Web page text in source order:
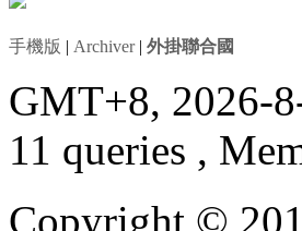
手機版 | Archiver| 外掛聯合國
GMT+8, 2026-
11 queries ,
Copyright ©